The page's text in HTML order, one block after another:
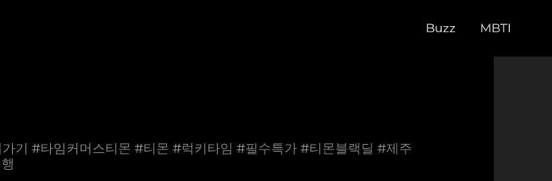
Buzz MBTI
기 #타임커머스티몬 #티몬 #럭키타임 #필수특가 #티몬블랙딜 #제주